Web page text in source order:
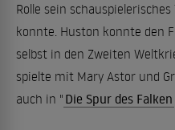
Rolle sein
konnte. Huston konnte den
selbst in den Zweiten
spielte mit Mary Astor und
auch in " Die Spur des Falken